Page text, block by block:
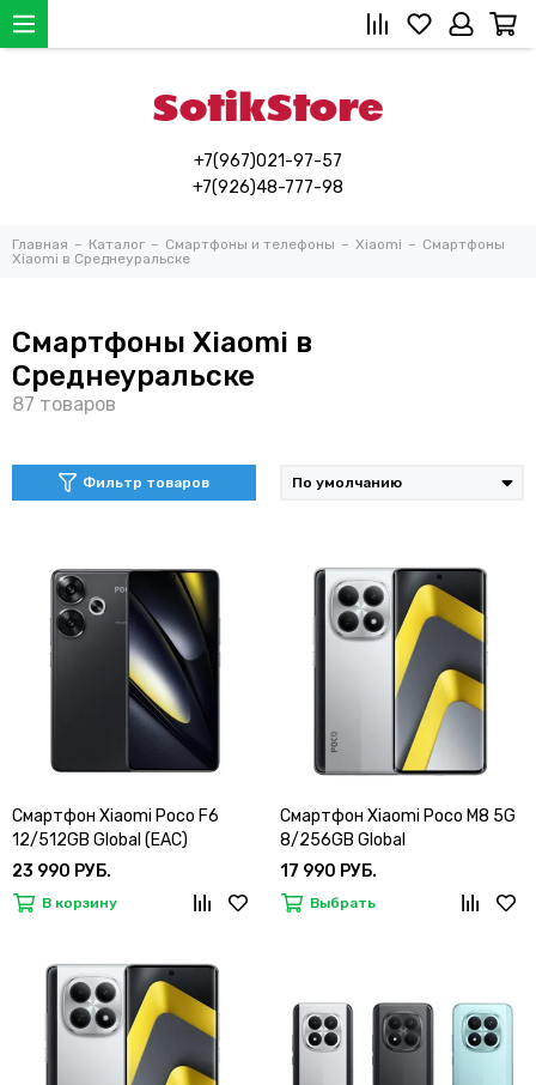
+7(967)021-97-57
+7(926)48-777-98
Главная Каталог Смартфоны и телефоны Xiaomi
Смартфоны
Xiaomi в Среднеуральске
Смартфоны Xiaomi в
Среднеуральске
Фильтр товаров
Смартфон Xiaomi Poco F6
12/512GB Global (EAC)
23 990 РУБ.
В корзину
Смартфон Xiaomi Poco M8 5G
8/256GB Global
17 990 РУБ.
Выбрать